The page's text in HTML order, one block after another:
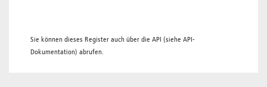
Sie können dieses Register auch über die API (siehe API-
Dokumentation) abrufen.